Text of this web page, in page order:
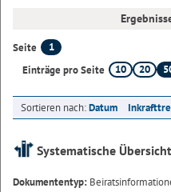
Seite
1
Einträge pro Seite
10 20
Sortieren nach:Datum
Systematische Übersicht
Dokumententyp: